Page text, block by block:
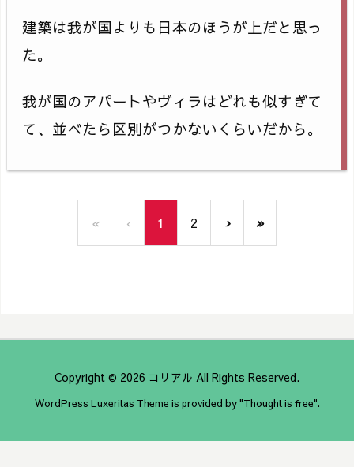
建築は我が国よりも日本のほうが上だと思っ
た。
我が国のアパートやヴィラはどれも似すぎて
て、並べたら区別がつかないくらいだから。
« ‹ 1 2 › »
Copyright © 2026 コリアル All Rights Reserved.
WordPress Luxeritas Theme is provided by "Thought is free".